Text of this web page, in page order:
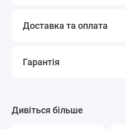
Доставка та оплата
Гарантія
Дивіться більше